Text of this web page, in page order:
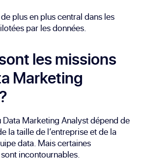
plus en plus central dans les
par les données.
les missions
Marketing
Data Marketing Analyst dépend de
la taille de l’entreprise et de la
data. Mais certaines
incontournables.